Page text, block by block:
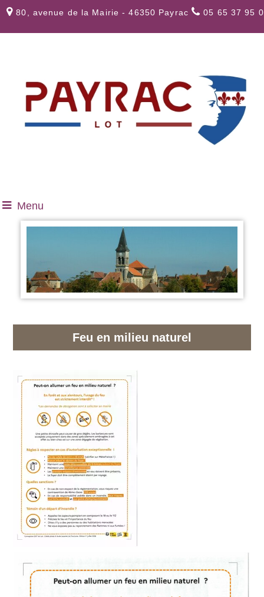
80, avenue de la Mairie - 46350 Payrac 05 65 37 95
Menu
Feu en milieu naturel